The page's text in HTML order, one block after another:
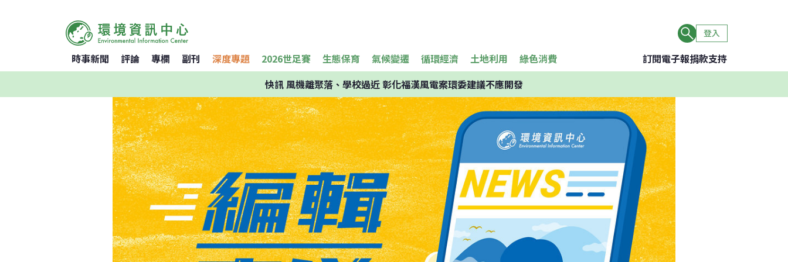
登入
時事新聞 評論 專欄 副刊 深度專題 2026世足賽 生態保育 氣候變遷 循環經濟 土地利用 綠色消費 訂閱電子報捐款支持
快訊風機離聚落、學校過近 彰化福漢風電案環委建議不應開發